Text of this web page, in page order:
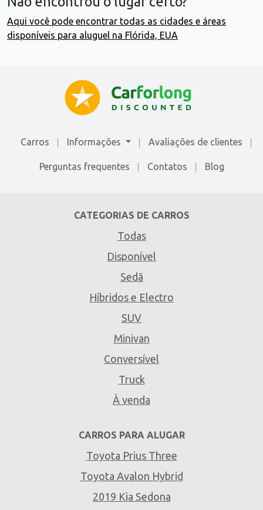
Aqui você pode encontrar todas as cidades e áreas
disponíveis para aluguel na Flórida, EUA
Carros Informações Avaliações de сlientes
Perguntas frequentes Contatos Blog
CATEGORIAS DE CARROS
Todas
Disponível
Sedã
Híbridos e Electro
SUV
Minivan
Conversível
Truck
À venda
CARROS PARA ALUGAR
Toyota Prius Three
Toyota Avalon Hybrid
2019 Kia Sedona